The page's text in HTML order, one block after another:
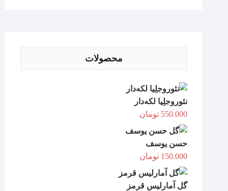
محصولات
نئوروجلِیا لکه‌دار
550.000 تومان
حسن یوسف
150.000 تومان
گل آمارلیس قرمز